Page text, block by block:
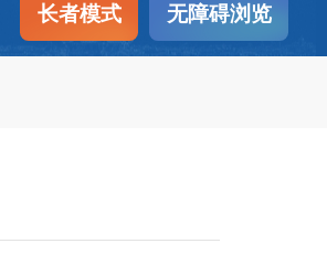
长者模式 无障碍浏览